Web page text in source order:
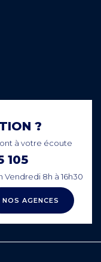
?
à votre écoute
105
Vendredi 8h à 16h30
NOS AGENCES